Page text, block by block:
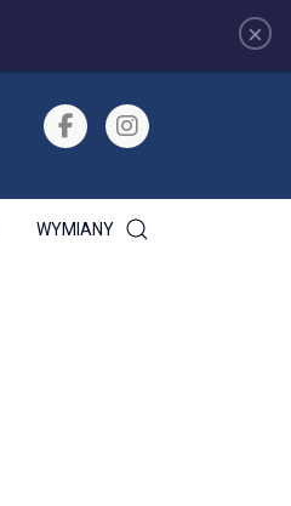
WYMIANY
×